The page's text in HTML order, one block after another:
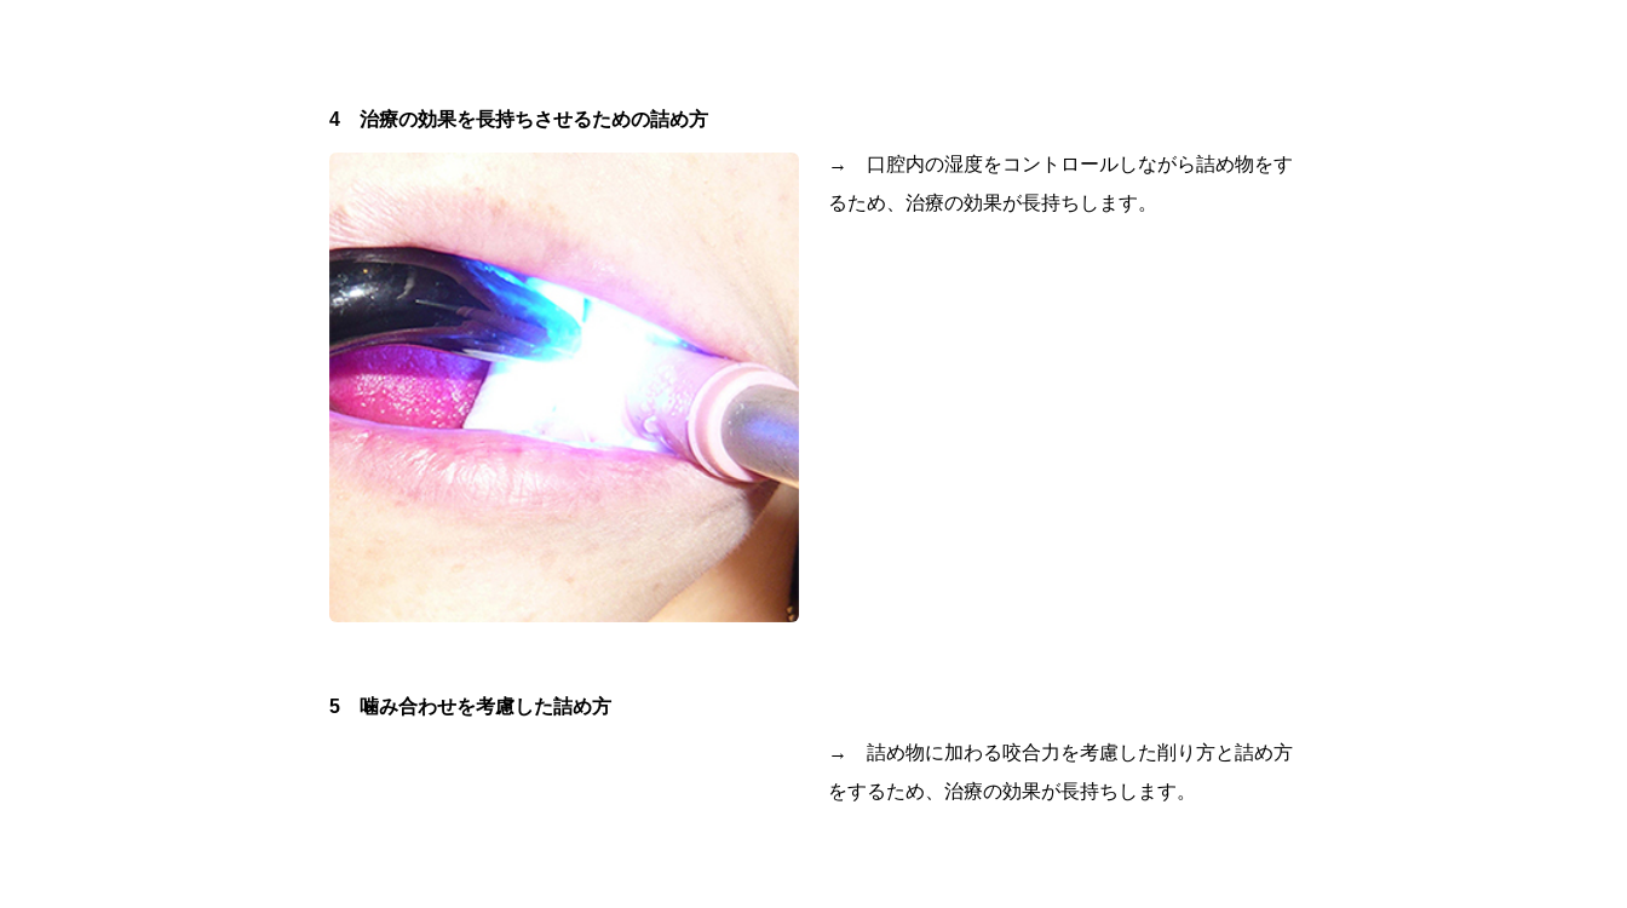
4 治療の効果を長持ちさせるための詰め方
→ 口腔内の湿度をコントロールしながら詰め物をす
るため、治療の効果が長持ちします。
5 噛み合わせを考慮した詰め方
→ 詰め物に加わる咬合力を考慮した削り方と詰め方
をするため、治療の効果が長持ちします。